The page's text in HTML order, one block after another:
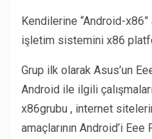
Kendilerine “Android-x86”
işletim sistemini x86
Grup ilk olarak Asus’un
Android ile ilgili
x86grubu , internet
amaçlarının Android’i